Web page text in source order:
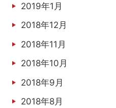
2019年1月
2018年12月
2018年11月
2018年10月
2018年9月
2018年8月